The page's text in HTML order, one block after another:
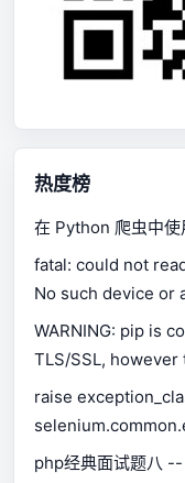
热度榜
在 Python
fatal: could not
No such device or
WARNING: pip is
TLS/SSL,
available.
raise
php经典面试题八